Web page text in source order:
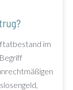
im